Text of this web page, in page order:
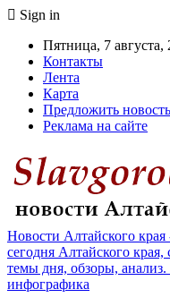
Sign in
Пятница, 7 августа,
Контакты
Лента
Карта
Предложить новость
Реклама на сайте
Новости Алтайского
сегодня Алтайского
темы дня, обзоры,
инфографика